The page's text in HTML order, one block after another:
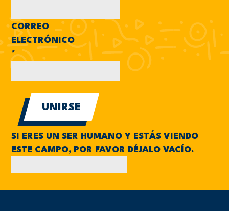
CORREO
ELECTRÓNICO
*
SI ERES UN SER HUMANO Y ESTÁS VIENDO
ESTE CAMPO, POR FAVOR DÉJALO VACÍO.